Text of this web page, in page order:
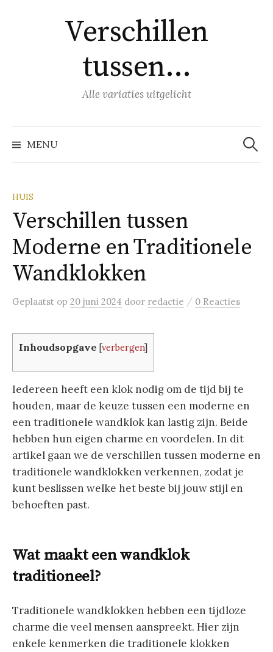
Verschillen
tussen…
Alle variaties uitgelicht
MENU
Zoeken
naar:
HUIS
Verschillen tussen
Moderne en Traditionele
Wandklokken
Geplaatst op 20 juni 2024 door redactie / 0 Reacties
Inhoudsopgave [verbergen]
Iedereen heeft een klok nodig om de tijd bij te
houden, maar de keuze tussen een moderne en
een traditionele wandklok kan lastig zijn. Beide
hebben hun eigen charme en voordelen. In dit
artikel gaan we de verschillen tussen moderne en
traditionele wandklokken verkennen, zodat je
kunt beslissen welke het beste bij jouw stijl en
behoeften past.
Wat maakt een wandklok
traditioneel?
Traditionele wandklokken hebben een tijdloze
charme die veel mensen aanspreekt. Hier zijn
enkele kenmerken die traditionele klokken